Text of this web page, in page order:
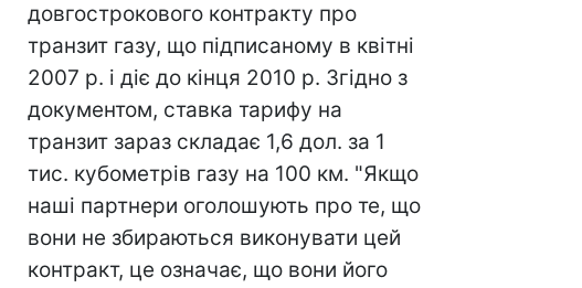
довгострокового контракту про
транзит газу, що підписаному в квітні
2007 р. і діє до кінця 2010 р. Згідно з
документом, ставка тарифу на
транзит зараз складає 1,6 дол. за 1
тис. кубометрів газу на 100 км. "Якщо
наші партнери оголошують про те, що
вони не збираються виконувати цей
контракт, це означає, що вони його